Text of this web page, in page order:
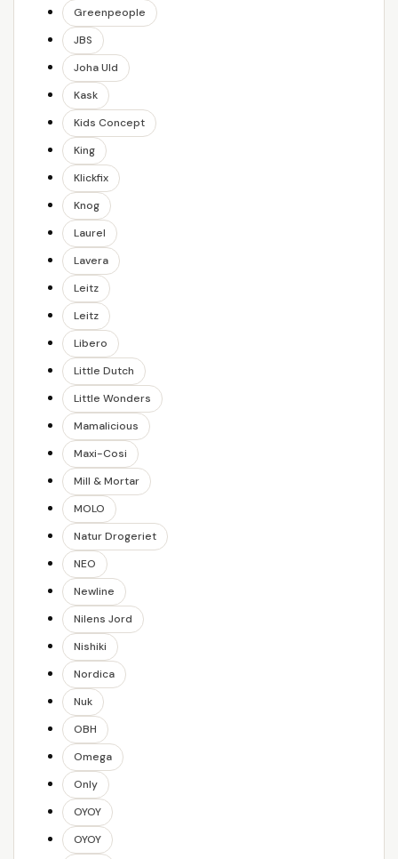
Greenpeople
JBS
Joha Uld
Kask
Kids Concept
King
Klickfix
Knog
Laurel
Lavera
Leitz
Leitz
Libero
Little Dutch
Little Wonders
Mamalicious
Maxi-Cosi
Mill & Mortar
MOLO
Natur Drogeriet
NEO
Newline
Nilens Jord
Nishiki
Nordica
Nuk
OBH
Omega
Only
OYOY
OYOY